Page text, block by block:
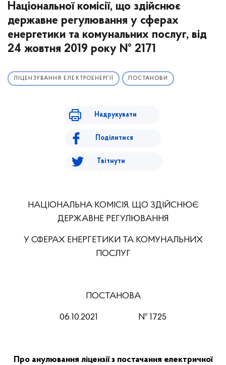
Національної комісії, що здійснює
державне регулювання у сферах
енергетики та комунальних послуг, від
24 жовтня 2019 року № 2171
ЛІЦЕНЗУВАННЯ ЕЛЕКТРОЕНЕРГІЇ ПОСТАНОВИ
Надрукувати
Поділитися
Твітнути
НАЦІОНАЛЬНА КОМІСІЯ, ЩО ЗДІЙСНЮЄ
ДЕРЖАВНЕ РЕГУЛЮВАННЯ
У СФЕРАХ ЕНЕРГЕТИКИ ТА КОМУНАЛЬНИХ
ПОСЛУГ
ПОСТАНОВА
06.10.2021 № 1725
Про анулювання ліцензії з постачання електричної